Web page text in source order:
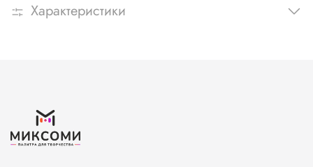
Характеристики